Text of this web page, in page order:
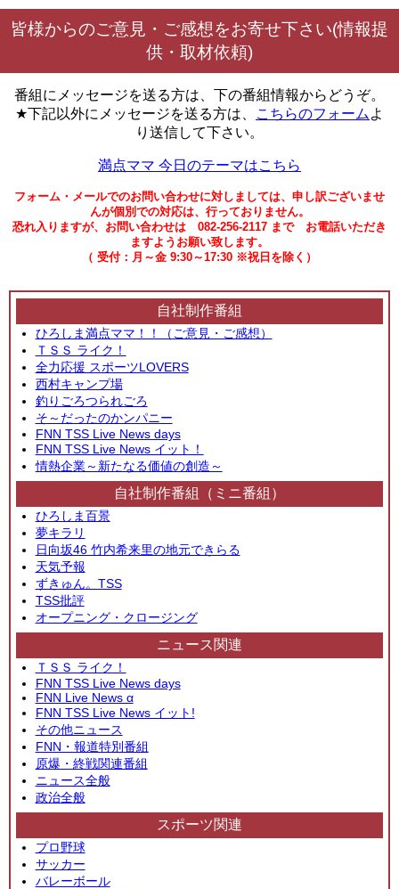
皆様からのご意見・ご感想をお寄せ下さい(情報提
供・取材依頼)
番組にメッセージを送る方は、下の番組情報からどうぞ。
★下記以外にメッセージを送る方は、
こちらのフォーム よ
り送信して下さい。
満点ママ 今日のテーマはこちら
フォーム・メールでのお問い合わせに対しましては、申し訳ございませ
んが個別での対応は、行っておりません。
恐れ入りますが、お問い合わせは 082-256-2117 まで お電話いただき
ますようお願い致します。
（ 受付：月～金 9:30～17:30 ※祝日を除く）
自社制作番組
ひろしま満点ママ！！（ご意見・ご感想）
ＴＳＳ ライク！
全力応援 スポーツLOVERS
西村キャンプ場
釣りごろつられごろ
そ～だったのかンパニー
FNN TSS Live News days
FNN TSS Live News イット！
情熱企業～新たなる価値の創造～
自社制作番組（ミニ番組）
ひろしま百景
夢キラリ
日向坂46 竹内希来里の地元できらる
天気予報
ずきゅん。TSS
TSS批評
オープニング・クロージング
ニュース関連
ＴＳＳ ライク！
FNN TSS Live News days
FNN Live News α
FNN TSS Live News イット!
その他ニュース
FNN・報道特別番組
原爆・終戦関連番組
ニュース全般
政治全般
スポーツ関連
プロ野球
サッカー
バレーボール